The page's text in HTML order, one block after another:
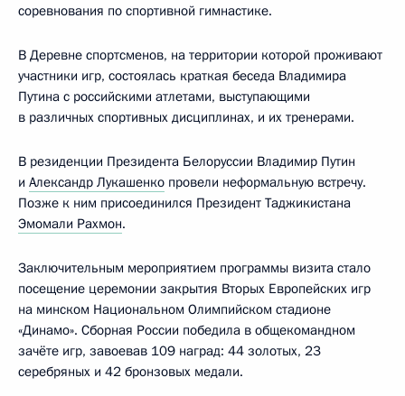
соревнования по спортивной гимнастике.
В Деревне спортсменов, на территории которой проживают
участники игр, состоялась краткая беседа Владимира
Путина с российскими атлетами, выступающими
в различных спортивных дисциплинах, и их тренерами.
В резиденции Президента Белоруссии Владимир Путин
и Александр Лукашенко провели неформальную встречу.
Позже к ним присоединился Президент Таджикистана
Эмомали Рахмон.
Заключительным мероприятием программы визита стало
посещение церемонии закрытия Вторых Европейских игр
на минском Национальном Олимпийском стадионе
«Динамо». Сборная России победила в общекомандном
зачёте игр, завоевав 109 наград: 44 золотых, 23
серебряных и 42 бронзовых медали.